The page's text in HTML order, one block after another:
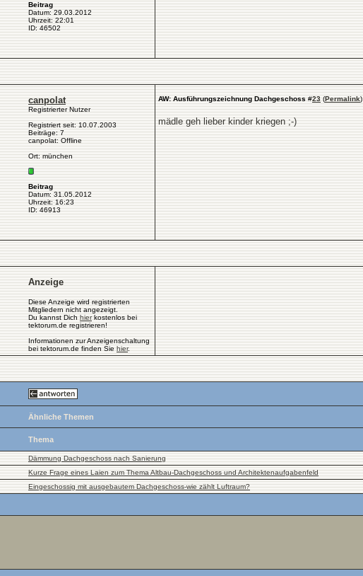
Beitrag
Datum: 29.03.2012
Uhrzeit: 22:01
ID: 46502
canpolat
Registrierter Nutzer
Registriert seit: 10.07.2003
Beiträge: 7
canpolat: Offline
Ort: münchen
Beitrag
Datum: 31.05.2012
Uhrzeit: 16:23
ID: 46913
AW: Ausführungszeichnung Dachgeschoss #23 (Permalink)
mädle geh lieber kinder kriegen ;-)
Anzeige
Diese Anzeige wird registrierten
Mitgliedern nicht angezeigt.
Du kannst Dich hierkostenlos bei
tektorum.de registrieren!
Informationen zur Anzeigenschaltung
bei tektorum.de finden Sie hier.
Ähnliche Themen
Thema
Dämmung Dachgeschoss nach Sanierung
Kurze Frage eines Laien zum Thema Altbau-Dachgeschoss und Architektenaufgabenfeld
Eingeschossig mit ausgebautem Dachgeschoss-wie zählt Luftraum?